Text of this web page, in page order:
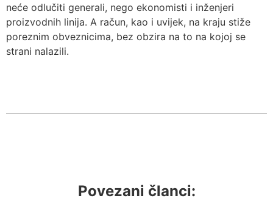
neće odlučiti generali, nego ekonomisti i inženjeri
proizvodnih linija. A račun, kao i uvijek, na kraju stiže
poreznim obveznicima, bez obzira na to na kojoj se
strani nalazili.
Povezani članci: